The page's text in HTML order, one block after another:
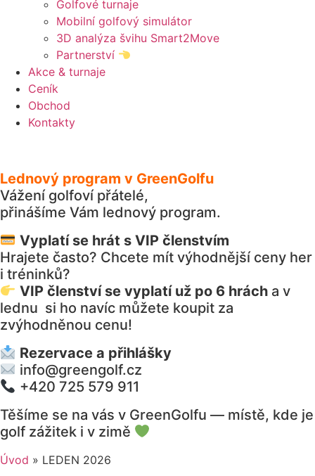
Golfové turnaje
Mobilní golfový simulátor
3D analýza švihu Smart2Move
Partnerství
Akce & turnaje
Ceník
Obchod
Kontakty
Lednový program v GreenGolfu
Vážení golfoví přátelé,
přinášíme Vám lednový program.
Vyplatí se hrát s VIP členstvím
Hrajete často? Chcete mít výhodnější ceny her
i tréninků?
VIP členství se vyplatí už po 6 hrácha v
lednu si ho navíc můžete koupit za
zvýhodněnou cenu!
Rezervace a přihlášky
info@greengolf.cz
+420 725 579 911
Těšíme se na vás v GreenGolfu — místě, kde je
golf zážitek i v zimě
Úvod » LEDEN 2026